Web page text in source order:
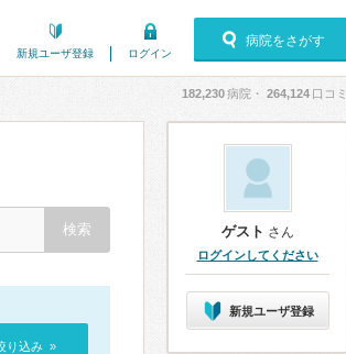
新規ユーザ登録 ログイン
病院をさがす
182,230病院・ 264,124 口コミ
り込み »
ゲスト さん
ログインしてください
新規ユーザ登録